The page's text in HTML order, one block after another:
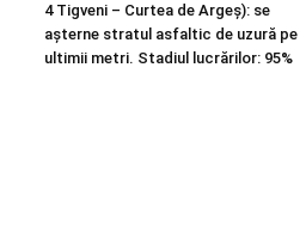
4 Tigveni – Curtea de Argeș): se
așterne stratul asfaltic de uzură pe
ultimii metri. Stadiul lucrărilor: 95%